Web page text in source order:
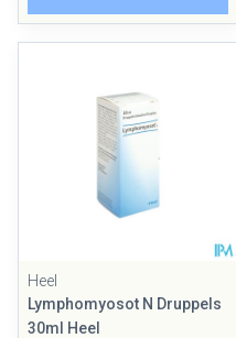
Heel
Lymphomyosot N Druppels
30ml Heel